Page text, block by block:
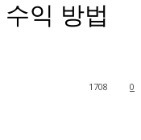
익 방법
0
1708